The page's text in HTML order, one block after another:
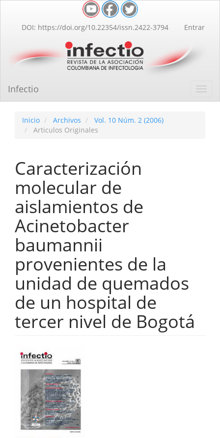
Contenido
principal
lateral
DOI: https://doi.org/10.22354/issn.2422-3794 Entrar
Infectio
Inicio Archivos
Vol. 10 Núm. 2 (2006)
Articulos Originales
Caracterización
molecular de
aislamientos de
Acinetobacter
baumannii
provenientes de la
unidad de quemados
de un hospital de
tercer nivel de Bogotá
Barra
lateral
del
artículo